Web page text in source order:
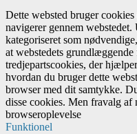
Dette websted bruger
navigerer gennem webstedet.
kategoriseret som
at webstedets
tredjepartscookies, der
hvordan du bruger dette
browser med dit samtykke.
disse cookies. Men fravalg af
browseroplevelse
Funktionel